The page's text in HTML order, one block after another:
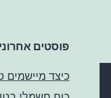
פוסטים
כיצד מיישמים